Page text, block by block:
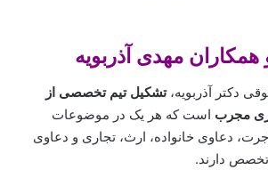
مهدی آذربویه
دکتر آذربویه،تشکیل تیم تخصصی از
مجرب است که هر یک در موضوعات
دعاوی خانواده، ارث، تجاری و دعاوی
دارند.